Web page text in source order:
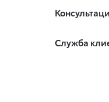
Служба